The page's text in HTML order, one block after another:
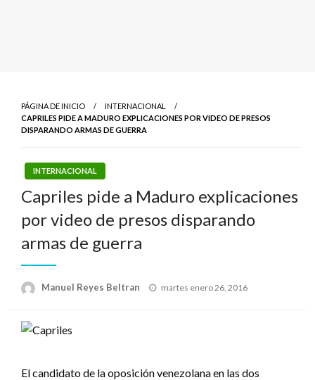
PÁGINA DE INICIO
INTERNACIONAL
CAPRILES PIDE A MADURO EXPLICACIONES POR VIDEO DE PRESOS
DISPARANDO ARMAS DE GUERRA
INTERNACIONAL
Capriles pide a Maduro explicaciones
por video de presos disparando
armas de guerra
Manuel Reyes Beltran
Publicado
martes enero 26, 2016
El candidato de la oposición venezolana en las dos